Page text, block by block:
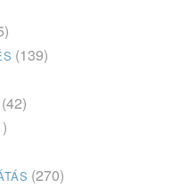
(139)
(42)
(270)